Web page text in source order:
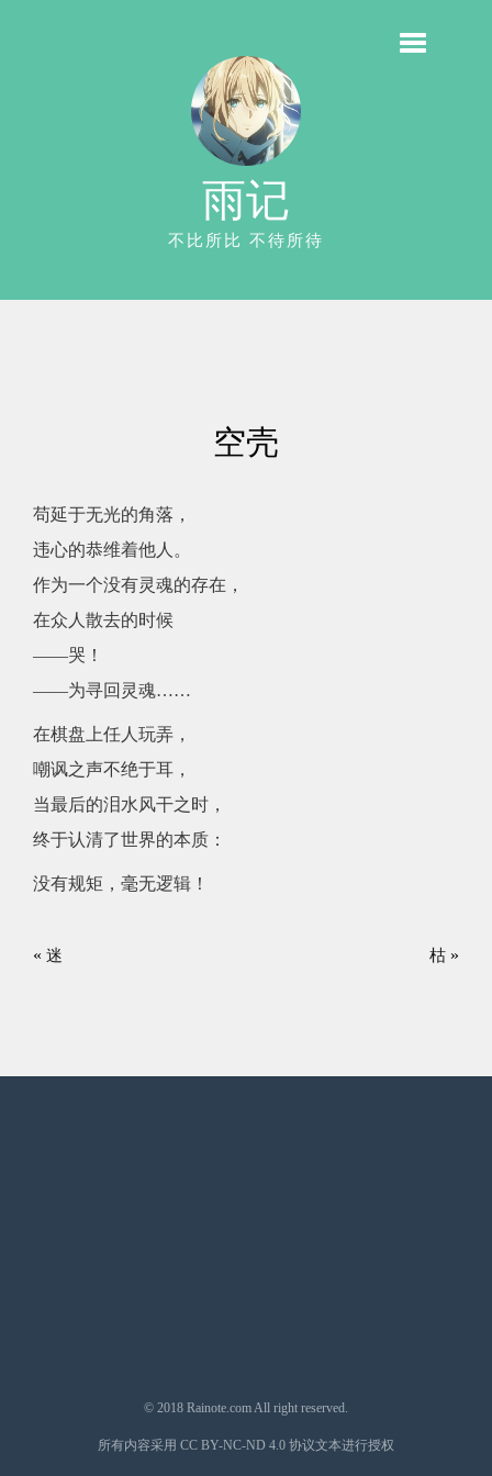
雨记
不比所比 不待所待
空壳
苟延于无光的角落，
违心的恭维着他人。
作为一个没有灵魂的存在，
在众人散去的时候
——哭！
——为寻回灵魂……
在棋盘上任人玩弄，
嘲讽之声不绝于耳，
当最后的泪水风干之时，
终于认清了世界的本质：
没有规矩，毫无逻辑！
« 迷 枯 »
© 2018 Rainote.comAll right reserved.
所有内容采用 CC BY-NC-ND 4.0 协议文本进行授权